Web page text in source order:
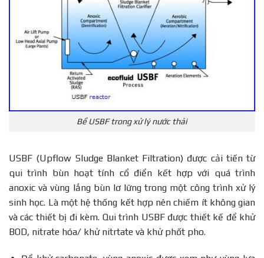
Bể USBF trong xử lý nước thải
USBF (Upflow Sludge Blanket Filtration) được cải tiến từ
qui trình bùn hoạt tính cổ điển kết hợp với quá trình
anoxic và vùng lắng bùn lơ lững trong một công trình xử lý
sinh học. Là một hệ thống kết hợp nên chiếm ít không gian
và các thiết bị đi kèm. Qui trình USBF được thiết kế để khử
BOD, nitrate hóa/ khử nitrtate và khử phốt pho.